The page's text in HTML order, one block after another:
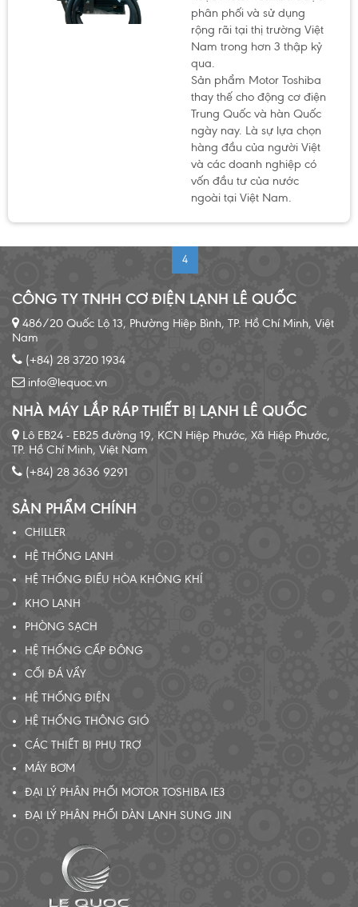
phân phối và sử dụng
rộng rãi tại thị trường Việt
Nam trong hơn 3 thập kỷ
qua.
Sản phẩm Motor Toshiba
thay thế cho động cơ điện
Trung Quốc và hàn Quốc
ngày nay. Là sự lựa chọn
hàng đầu của người Việt
và các doanh nghiệp có
vốn đầu tư của nước
ngoài tại Việt Nam.
4
CÔNG TY TNHH CƠ ĐIỆN LẠNH LÊ QUỐC
486/20 Quốc Lộ 13, Phường Hiệp Bình, TP. Hồ Chí Minh, Việt
Nam
(+84) 28 3720 1934
info@lequoc.vn
NHÀ MÁY LẮP RÁP THIẾT BỊ LẠNH LÊ QUỐC
Lô EB24 - EB25 đường 19, KCN Hiệp Phước, Xã Hiệp Phước,
TP. Hồ Chí Minh, Việt Nam
(+84) 28 3636 9291
SẢN PHẨM CHÍNH
CHILLER
HỆ THỐNG LẠNH
HỆ THỐNG ĐIỀU HÒA KHÔNG KHÍ
KHO LẠNH
PHÒNG SẠCH
HỆ THỐNG CẤP ĐÔNG
CỐI ĐÁ VẨY
HỆ THỐNG ĐIỆN
HỆ THỐNG THÔNG GIÓ
CÁC THIẾT BỊ PHỤ TRỢ
MÁY BƠM
ĐẠI LÝ PHÂN PHỐI MOTOR TOSHIBA IE3
ĐẠI LÝ PHÂN PHỐI DÀN LẠNH SUNG JIN